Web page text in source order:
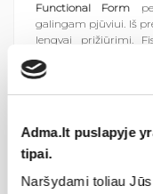
Adma.lt puslapyje
tipai.
Naršydami toliau
Functional Form
galingam pjūviui. Iš
lengvai prižiūrimi.
daugiau
ruošimui.
Svoris: 0.147 kg